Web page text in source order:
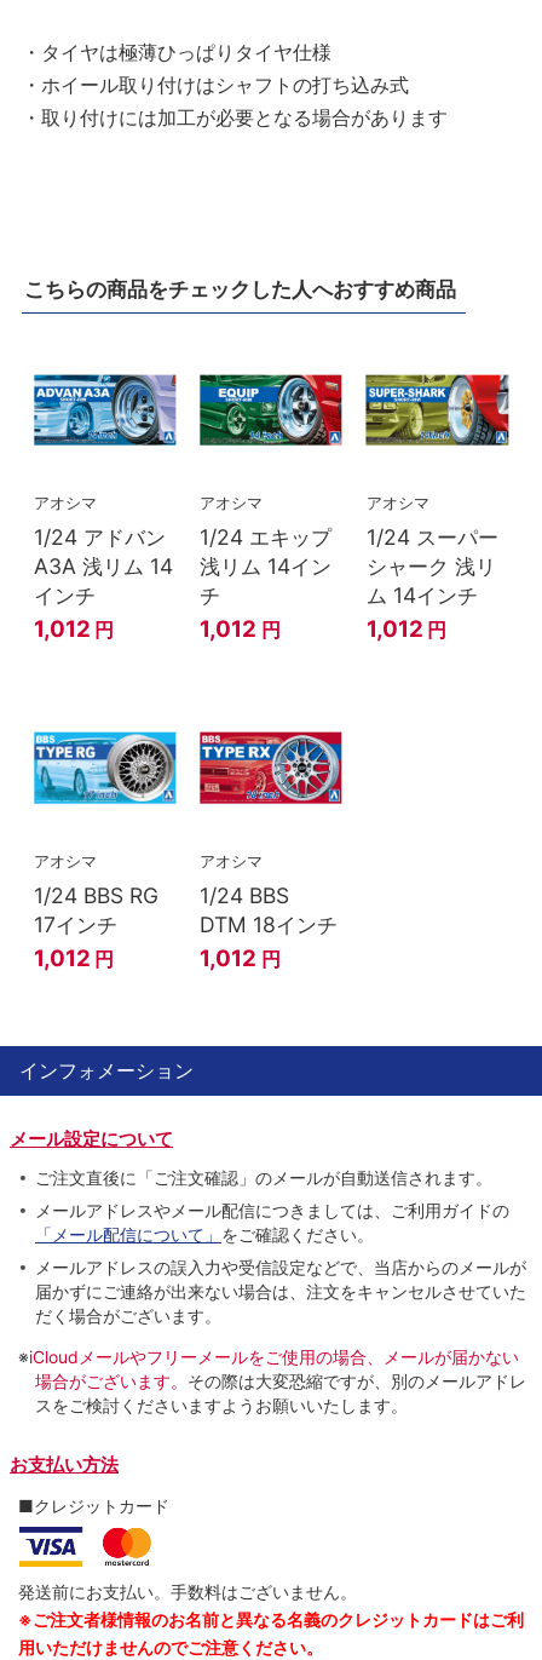
・タイヤは極薄ひっぱりタイヤ仕様
・ホイール取り付けはシャフトの打ち込み式
・取り付けには加工が必要となる場合があります
こちらの商品をチェックした人へおすすめ商品
アオシマ
1/24 アドバン
A3A 浅リム 14
インチ
1,012 円
アオシマ
1/24 エキップ
浅リム 14イン
チ
1,012 円
アオシマ
1/24 スーパー
シャーク 浅リ
ム 14インチ
1,012 円
アオシマ
1/24 BBS RG
17インチ
1,012 円
アオシマ
1/24 BBS
DTM 18インチ
1,012 円
インフォメーション
メール設定について
ご注文直後に「ご注文確認」のメールが自動送信されます。
メールアドレスやメール配信につきましては、ご利用ガイドの
「メール配信について」 をご確認ください。
メールアドレスの誤入力や受信設定などで、当店からのメールが
届かずにご連絡が出来ない場合は、注文をキャンセルさせていた
だく場合がございます。
※iCloudメールやフリーメールをご使用の場合、メールが届かない
場合がございます。 その際は大変恐縮ですが、別のメールアドレ
スをご検討くださいますようお願いいたします。
お支払い方法
■クレジットカード
発送前にお支払い。手数料はございません。
※ご注文者様情報のお名前と異なる名義のクレジットカードはご利
用いただけませんのでご注意ください。